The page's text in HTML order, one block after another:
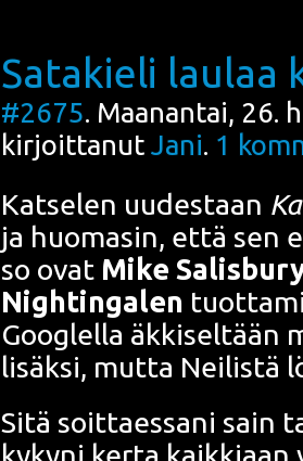
Satakieli laulaa
#2675. Maanantai, 26.
kirjoittanut Jani. 1
Kat­se­len uudes­taan
ja huo­ma­sin, että sen
so ovat Mike
Nigh­tin­ga­len
Googlella äkki­sel­tään
lisäk­si, mut­ta Neilistä
Sitä soit­taes­sa­ni sain